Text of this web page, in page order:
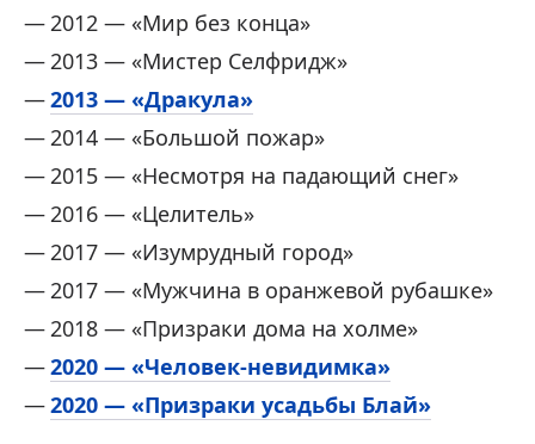
2012 — «Мир без конца»
2013 — «Мистер Селфридж»
2013 — «Дракула»
2014 — «Большой пожар»
2015 — «Несмотря на падающий снег»
2016 — «Целитель»
2017 — «Изумрудный город»
2017 — «Мужчина в оранжевой рубашке»
2018 — «Призраки дома на холме»
2020 — «Человек-невидимка»
2020 — «Призраки усадьбы Блай»